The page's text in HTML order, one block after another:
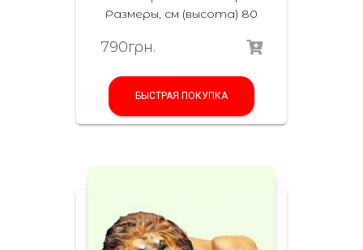
Размеры, см (высота) 80
790грн.
БЫСТРАЯ ПОКУПКА